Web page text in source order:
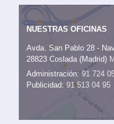
NUESTRAS OFICINAS
Avda. San Pablo 28 -
28823 Coslada (Madrid)
Administración:91 724
Publicidad: 91 513 04 95